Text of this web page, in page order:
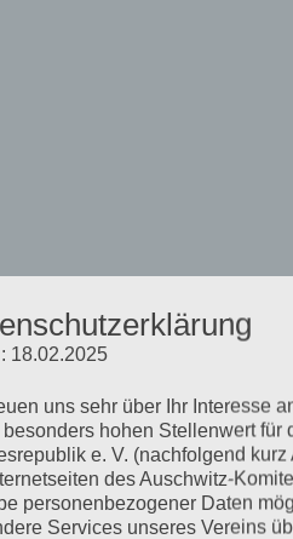
18.02.2025
uns sehr über Ihr Interesse
hohen Stellenwert für
e. V. (nachfolgend
des Auschwitz-
personenbezogener Daten
Services unseres Vereins